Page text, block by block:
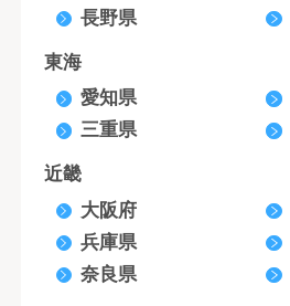
長野県
東海
愛知県
三重県
近畿
大阪府
兵庫県
奈良県